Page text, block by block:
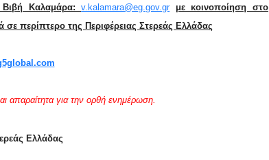
Βιβή Καλαμάρα:v.kalamara@eg.gov.gr
με κοινοποίηση στο
σε περίπτερο της Περιφέρειας Στερεάς Ελλάδας
απαραίτητα για την ορθή ενημέρωση.
Ελλάδας